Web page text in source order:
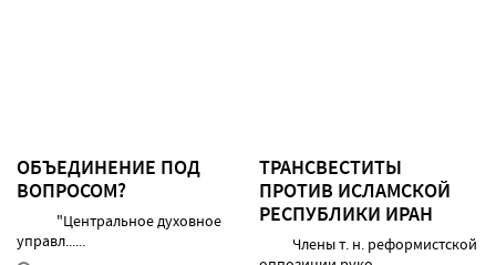
ОБЪЕДИНЕНИЕ ПОД
ВОПРОСОМ?
"Центральное духовное
управл......
ТРАНСВЕСТИТЫ
ПРОТИВ ИСЛАМСКОЙ
РЕСПУБЛИКИ ИРАН
Члены т. н. реформистской